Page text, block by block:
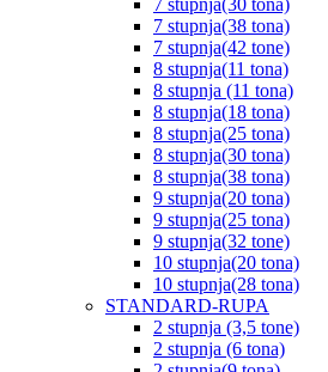
7 stupnja(30 tona)
7 stupnja(38 tona)
7 stupnja(42 tone)
8 stupnja(11 tona)
8 stupnja (11 tona)
8 stupnja(18 tona)
8 stupnja(25 tona)
8 stupnja(30 tona)
8 stupnja(38 tona)
9 stupnja(20 tona)
9 stupnja(25 tona)
9 stupnja(32 tone)
10 stupnja(20 tona)
10 stupnja(28 tona)
STANDARD-RUPA
2 stupnja (3,5 tone)
2 stupnja (6 tona)